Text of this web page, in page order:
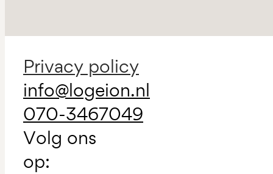
Privacy policy
info@logeion.nl
070-3467049
Volg ons
op: